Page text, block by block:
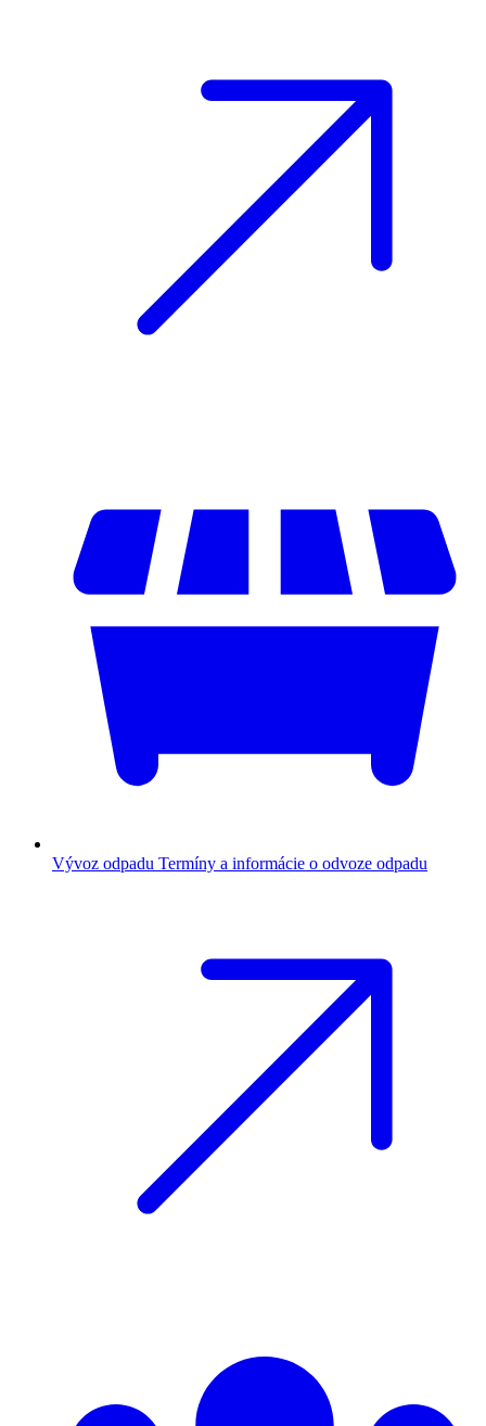
Vývoz odpadu Termíny a informácie o odvoze odpadu